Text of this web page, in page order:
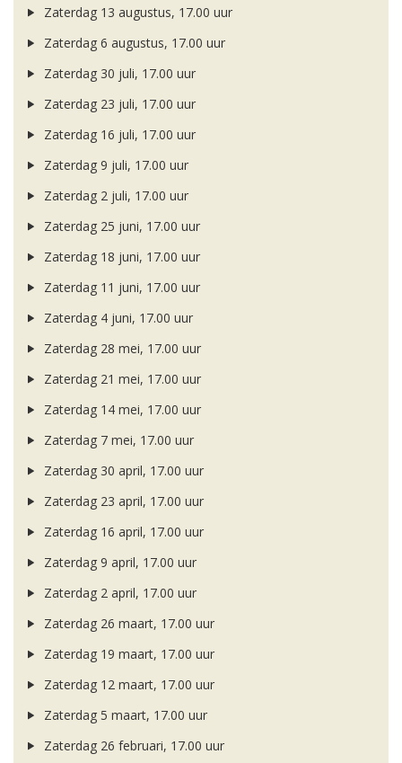
Zaterdag 13 augustus, 17.00 uur
Zaterdag 6 augustus, 17.00 uur
Zaterdag 30 juli, 17.00 uur
Zaterdag 23 juli, 17.00 uur
Zaterdag 16 juli, 17.00 uur
Zaterdag 9 juli, 17.00 uur
Zaterdag 2 juli, 17.00 uur
Zaterdag 25 juni, 17.00 uur
Zaterdag 18 juni, 17.00 uur
Zaterdag 11 juni, 17.00 uur
Zaterdag 4 juni, 17.00 uur
Zaterdag 28 mei, 17.00 uur
Zaterdag 21 mei, 17.00 uur
Zaterdag 14 mei, 17.00 uur
Zaterdag 7 mei, 17.00 uur
Zaterdag 30 april, 17.00 uur
Zaterdag 23 april, 17.00 uur
Zaterdag 16 april, 17.00 uur
Zaterdag 9 april, 17.00 uur
Zaterdag 2 april, 17.00 uur
Zaterdag 26 maart, 17.00 uur
Zaterdag 19 maart, 17.00 uur
Zaterdag 12 maart, 17.00 uur
Zaterdag 5 maart, 17.00 uur
Zaterdag 26 februari, 17.00 uur